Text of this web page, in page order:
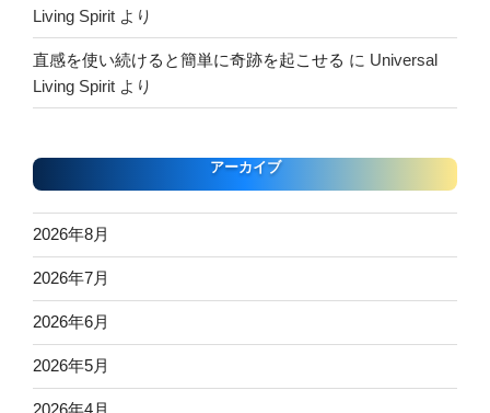
Living Spirit より
直感を使い続けると簡単に奇跡を起こせる に Universal
Living Spirit より
アーカイブ
2026年8月
2026年7月
2026年6月
2026年5月
2026年4月